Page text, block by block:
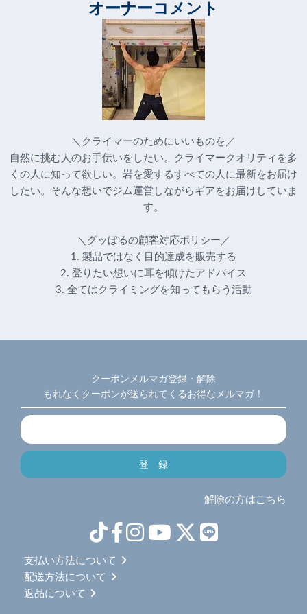
オーナーコメント
＼クライマーのためにいいものを／
自然に挑む人のお手伝いをしたい。クライマークオリティを多
くの人に知って欲しい。岩を愛するすべての人に最新をお届け
したい。そんな想いでジム運営しながらギアをお届けしていま
す。
＼グッぼるの顧客対応ポリシー／
1. 製品ではなく目的達成を販売する
2. 登りたい想いに耳を傾けたアドバイス
3. 全てはクライミングを知ってもらう活動
クーポンメルマガ登録・解除
もれなくクーポンが送られてくるお得なメルマガ！
解除の方はこちら
支払い方法について
配送方法について
返品について